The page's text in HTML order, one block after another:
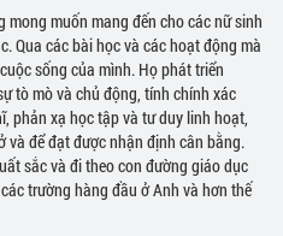
mong muốn mang đến cho các nữ sinh
Qua các bài học và các hoạt động mà
sống của mình. Họ phát triển
tò mò và chủ động, tính chính xác
phản xạ học tập và tư duy linh hoạt,
để đạt được nhận định cân bằng.
sắc và đi theo con đường giáo dục
trường hàng đầu ở Anh và hơn thế